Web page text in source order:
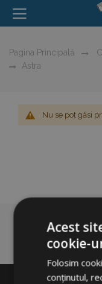
Pagina Principală
Astra
Nu se pot găsi
Acest
cookie-
Folosim
conținutul,